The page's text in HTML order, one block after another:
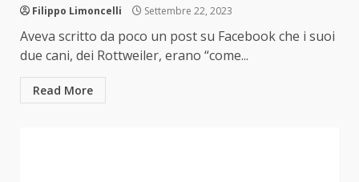
Filippo Limoncelli Settembre 22, 2023
Aveva scritto da poco un post su Facebook che i suoi
due cani, dei Rottweiler, erano “come...
Read More